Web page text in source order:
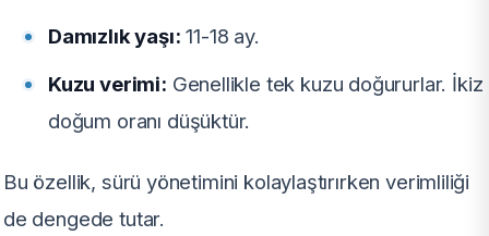
Damızlık yaşı: 11-18 ay.
Kuzu verimi: Genellikle tek kuzu doğururlar. İkiz
doğum oranı düşüktür.
Bu özellik, sürü yönetimini kolaylaştırırken verimliliği
de dengede tutar.